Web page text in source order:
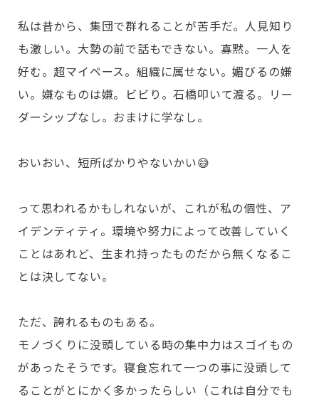
私は昔から、集団で群れることが苦手だ。人見知り
も激しい。大勢の前で話もできない。寡黙。一人を
好む。超マイペース。組織に属せない。媚びるの嫌
い。嫌なものは嫌。ビビり。石橋叩いて渡る。リー
ダーシップなし。おまけに学なし。
おいおい、短所ばかりやないかい😅
って思われるかもしれないが、これが私の個性、ア
イデンティティ。環境や努力によって改善していく
ことはあれど、生まれ持ったものだから無くなるこ
とは決してない。
ただ、誇れるものもある。
モノづくりに没頭している時の集中力はスゴイもの
があったそうです。寝食忘れて一つの事に没頭して
ることがとにかく多かったらしい（これは自分でも